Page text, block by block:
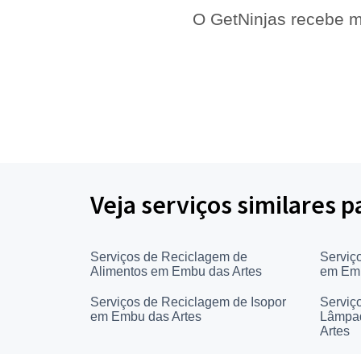
O GetNinjas recebe
Veja serviços similares
Serviços de Reciclagem de
Alimentos em Embu das Artes
em
Serviços de Reciclagem de Isopor
em Embu das Artes
Artes